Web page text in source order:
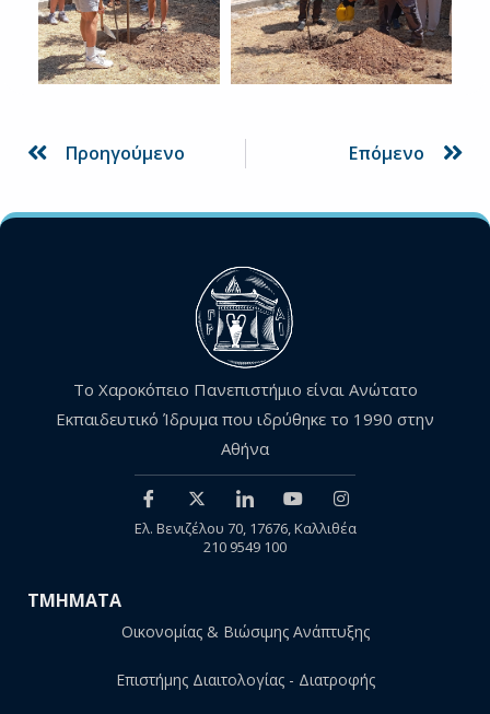
Προηγούμενο Επόμενο
Το Χαροκόπειο Πανεπιστήμιο είναι Ανώτατο
Εκπαιδευτικό Ίδρυμα που ιδρύθηκε το 1990 στην
Αθήνα
Ελ. Βενιζέλου 70, 17676, Καλλιθέα
210 9549 100
ΤΜΗΜΑΤΑ
Οικονομίας & Βιώσιμης Ανάπτυξης
Επιστήμης Διαιτολογίας - Διατροφής